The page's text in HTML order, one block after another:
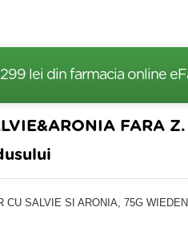
lei din farmacia online
FARA
CU SALVIE SI ARONIA, 75G